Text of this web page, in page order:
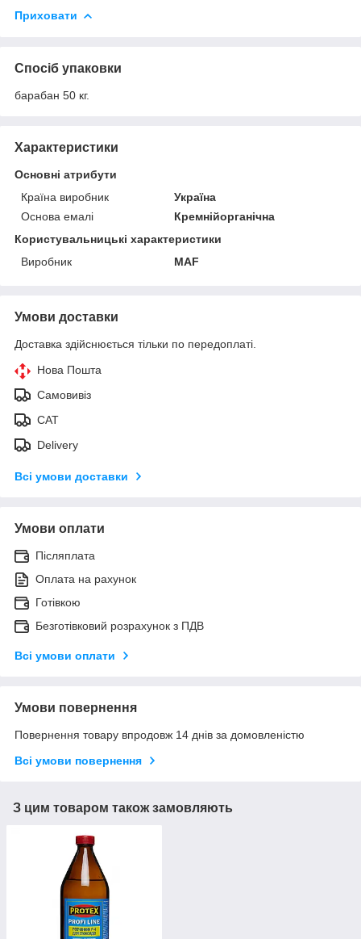
Приховати
Спосіб упаковки
барабан 50 кг.
Характеристики
Основні атрибути
Країна виробник
Україна
Основа емалі
Кремнійорганічна
Користувальницькі характеристики
Виробник
MAF
Умови доставки
Доставка здійснюється тільки по передоплаті.
Нова Пошта
Самовивіз
САТ
Delivery
Всі умови доставки
Умови оплати
Післяплата
Оплата на рахунок
Готівкою
Безготівковий розрахунок з ПДВ
Всі умови оплати
Умови повернення
Повернення товару впродовж 14 днів за домовленістю
Всі умови повернення
З цим товаром також замовляють